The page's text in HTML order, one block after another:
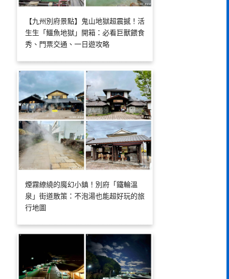
【九州別府景點】鬼山地獄超震撼！活
生生「鱷魚地獄」開箱：必看巨獸餵食
秀、門票交通、一日遊攻略
煙霧繚繞的魔幻小鎮！別府「鐵輪溫
泉」街道散策：不泡湯也能超好玩的旅
行地圖